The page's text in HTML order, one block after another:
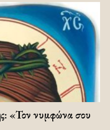
«Τον νυμφώνα σου